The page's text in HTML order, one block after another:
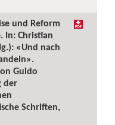
und Reform
In: Christian
«Und nach
Guido
der
Schriften,